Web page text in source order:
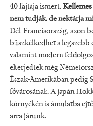
40 fajtája ismert.
nem tudják, de nektárja
Dél-Franciaország, azon
büszkélkedhet a legszebb
valamint modern
elterjedtek még
Észak-Amerikában pedig
fővárosának. A japán
környékén is ámulatba
arra járunk.